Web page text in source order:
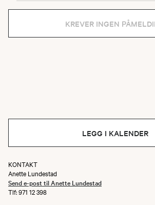
KREVER INGEN
LEGG I KALENDER
KONTAKT
Anette Lundestad
Send e-post til Anette Lundestad
Tlf: 971 12 398